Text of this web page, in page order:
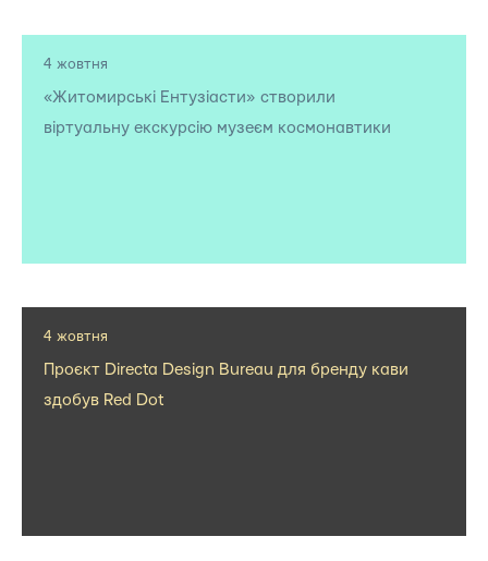
4 жовтня
«Житомирські Ентузіасти» створили
віртуальну екскурсію музеєм космонавтики
4 жовтня
Проєкт Directa Design Bureau для бренду кави
здобув Red Dot